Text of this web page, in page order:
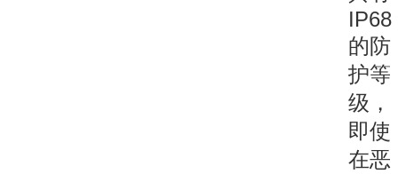
IP68
的防
护等
级，
即使
在恶